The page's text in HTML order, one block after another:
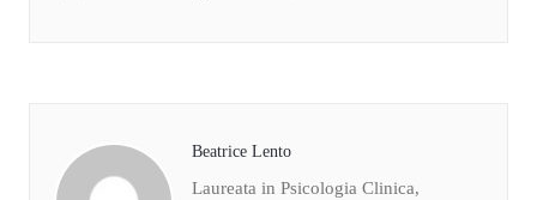
Beatrice Lento
Laureata in Psicologia Clinica,